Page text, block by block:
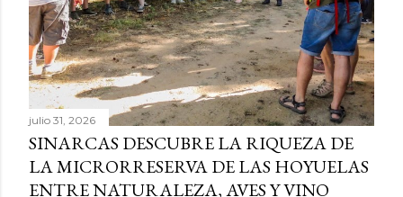
julio 31, 2026
SINARCAS DESCUBRE LA RIQUEZA DE
LA MICRORRESERVA DE LAS HOYUELAS
ENTRE NATURALEZA, AVES Y VINO